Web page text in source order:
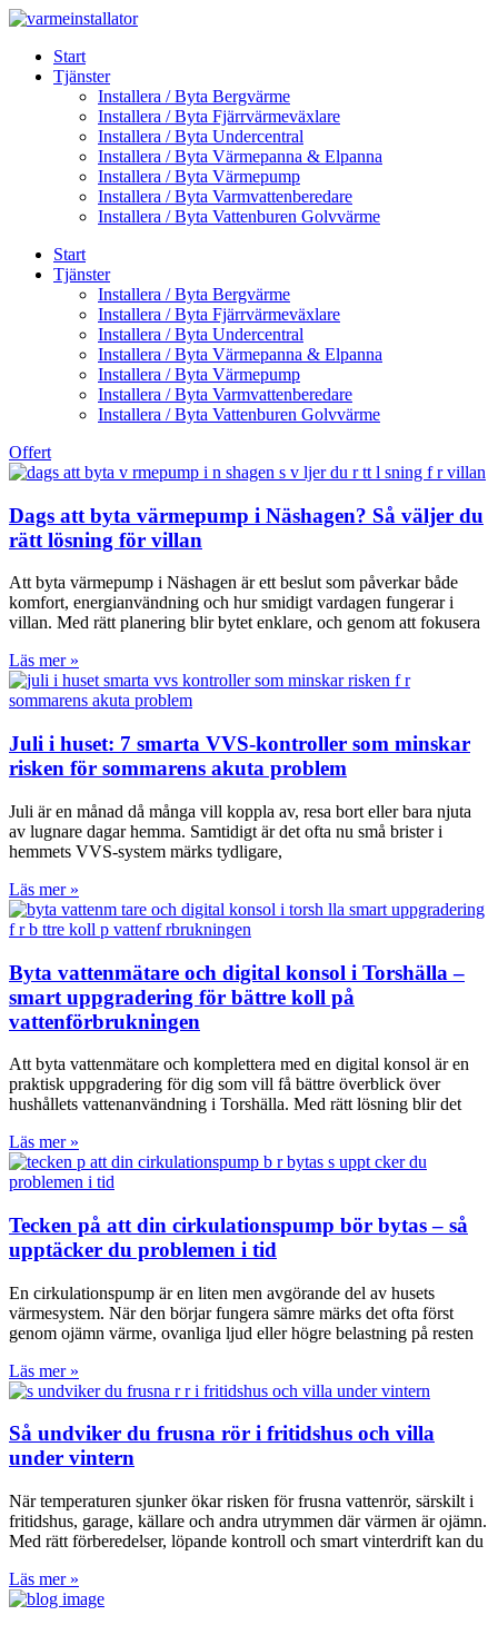
Skip
contentStart
Tjänster
Installera / Byta Bergvärme
Installera / Byta Fjärrvärmeväxlare
Installera / Byta Undercentral
Installera / Byta Värmepanna & Elpanna
Installera / Byta Värmepump
Installera / Byta Varmvattenberedare
Installera / Byta Vattenburen Golvvärme
Start
Tjänster
Installera / Byta Bergvärme
Installera / Byta Fjärrvärmeväxlare
Installera / Byta Undercentral
Installera / Byta Värmepanna & Elpanna
Installera / Byta Värmepump
Installera / Byta Varmvattenberedare
Installera / Byta Vattenburen Golvvärme
Offert
Dags att byta värmepump i Näshagen? Så väljer du
rätt lösning för villan
Att byta värmepump i Näshagen är ett beslut som påverkar både
komfort, energianvändning och hur smidigt vardagen fungerar i
villan. Med rätt planering blir bytet enklare, och genom att fokusera
Läs mer »
Juli i huset: 7 smarta VVS-kontroller som minskar
risken för sommarens akuta problem
Juli är en månad då många vill koppla av, resa bort eller bara njuta
av lugnare dagar hemma. Samtidigt är det ofta nu små brister i
hemmets VVS-system märks tydligare,
Läs mer »
Byta vattenmätare och digital konsol i Torshälla –
smart uppgradering för bättre koll på
vattenförbrukningen
Att byta vattenmätare och komplettera med en digital konsol är en
praktisk uppgradering för dig som vill få bättre överblick över
hushållets vattenanvändning i Torshälla. Med rätt lösning blir det
Läs mer »
Tecken på att din cirkulationspump bör bytas – så
upptäcker du problemen i tid
En cirkulationspump är en liten men avgörande del av husets
värmesystem. När den börjar fungera sämre märks det ofta först
genom ojämn värme, ovanliga ljud eller högre belastning på resten
Läs mer »
Så undviker du frusna rör i fritidshus och villa
under vintern
När temperaturen sjunker ökar risken för frusna vattenrör, särskilt i
fritidshus, garage, källare och andra utrymmen där värmen är ojämn.
Med rätt förberedelser, löpande kontroll och smart vinterdrift kan du
Läs mer »